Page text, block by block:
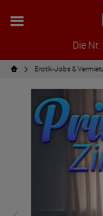
Die
Erotik-Jobs &